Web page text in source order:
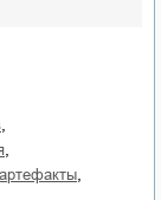
артефакты